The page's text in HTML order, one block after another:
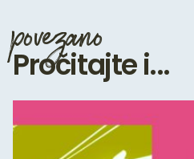
povezano
Pročitajte i...